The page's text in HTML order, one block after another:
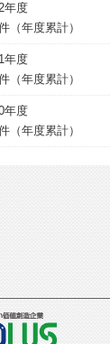
年度
（年度累計）
年度
（年度累計）
年度
（年度累計）